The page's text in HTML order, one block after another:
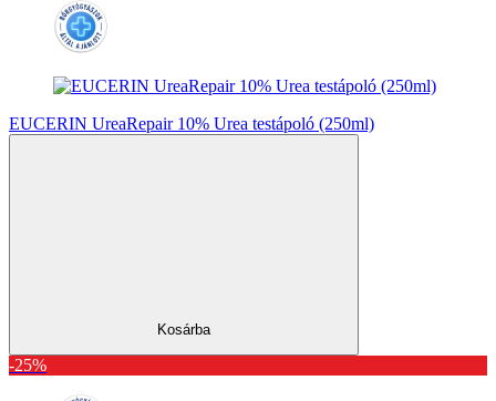
EUCERIN UreaRepair 10% Urea testápoló (250ml)
Kosárba
-25%